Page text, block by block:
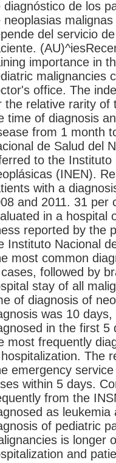
diagnóstico de los
neoplasias
del servicio
importance in
malignancies
office. The
the relative rarity of
time of diagnosis
from 1 month
de Salud del
to the Instituto
(INEN).
with a
and 2011. 31 per
in a hospital
reported by the
Instituto Nacional
most common
followed by
stay of all
of diagnosis of
was 10
in the first 5
most frequently
The
emergency
within 5 days.
from the
as
of pediatric
is longer
and